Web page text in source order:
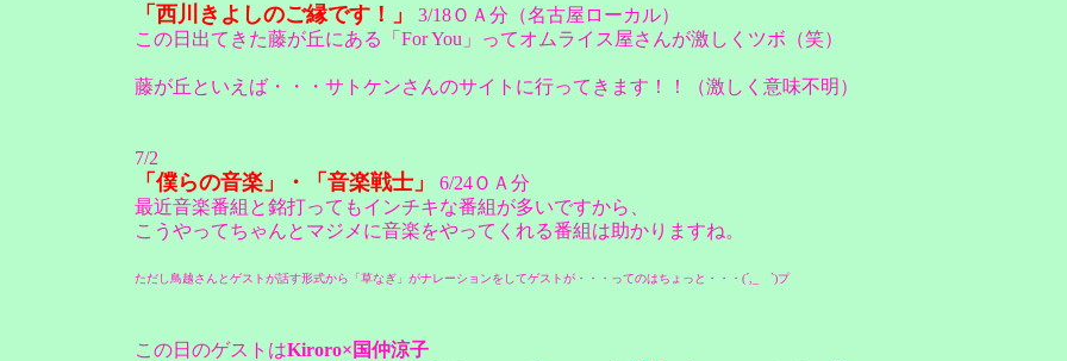
「西川きよしのご縁です！」
3/18ＯＡ分（名古屋ローカル）
この日出てきた藤が丘にある「For You」ってオムライス屋さんが激しくツボ（笑）
藤が丘といえば・・・サトケンさんのサイトに行ってきます！！（激しく意味不明）
7/2
「僕らの音楽」・「音楽戦士」
6/24ＯＡ分
最近音楽番組と銘打ってもインチキな番組が多いですから、
こうやってちゃんとマジメに音楽をやってくれる番組は助かりますね。
ただし鳥越さんとゲストが話す形式から「草なぎ」がナレーションをしてゲストが・・・ってのはちょっと・・・(´,_ゝ`)プ
この日のゲストはKiroro×国仲涼子